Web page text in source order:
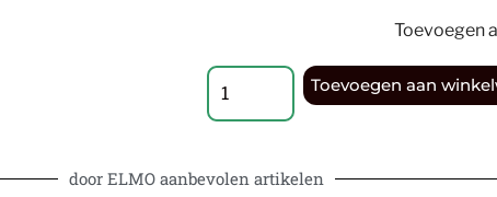
Toevoegen
Toevoegen aan
door ELMO aanbevolen artikelen